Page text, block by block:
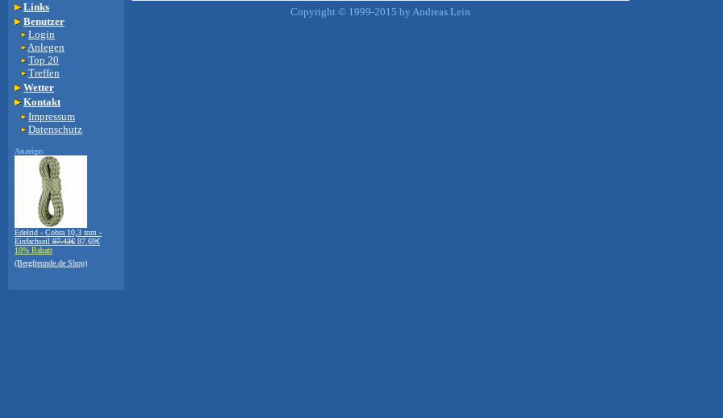
Links
Benutzer
Login
Anlegen
Top 20
Treffen
Wetter
Kontakt
Impressum
Datenschutz
Anzeige:
Edelrid - Cobra 10,3 mm -
Einfachseil 97.43€ 87.69€
10% Rabatt
(Bergfreunde.de Shop)
Copyright © 1999-2015 by Andreas Lein